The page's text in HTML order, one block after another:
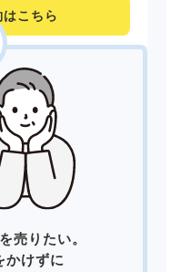
こちら
売りたい。
かけずに